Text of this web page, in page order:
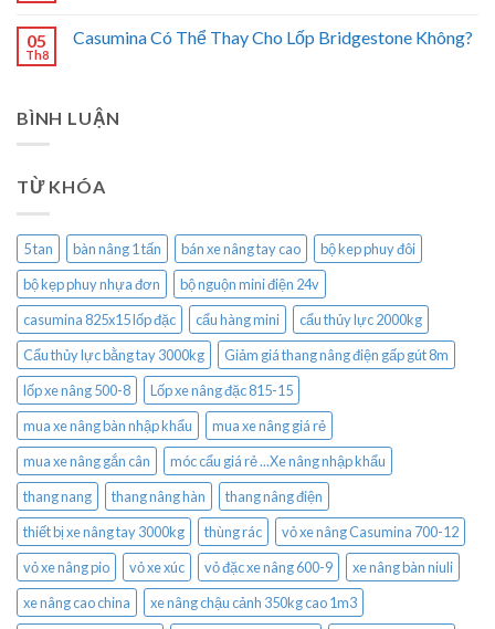
05
Th8
Casumina Có Thể Thay Cho Lốp Bridgestone Không?
BÌNH LUẬN
TỪ KHÓA
5 tan bàn nâng 1 tấn bán xe nâng tay cao
bộ kep phuy đôi
bộ kẹp phuy nhựa đơn
bộ nguộn mini điện 24v
casumina 825x15 lốp đặc
cẩu hàng mini
cẩu thủy lực 2000kg
Cẩu thủy lực bằng tay 3000kg
Giảm giá thang nâng điện gấp gút 8m
lốp xe nâng 500-8
Lốp xe nâng đặc 815-15
mua xe nâng bàn nhập khẩu
mua xe nâng giá rẻ
mua xe nâng gắn cân
móc cẩu giá rẻ ...Xe nâng nhập khẩu
thang nang
thang nâng hàn
thang nâng điện
thiết bị xe nâng tay 3000kg
thùng rác
vỏ xe nâng Casumina 700-12
vỏ xe nâng pio
vỏ xe xúc vỏ đặc xe nâng 600-9
xe nâng bàn niuli
xe nâng cao china
xe nâng chậu cảnh 350kg cao 1m3